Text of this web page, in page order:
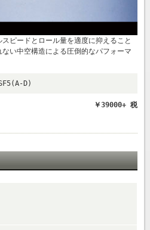
ピードとロール量を適度に抑えること
い中空構造による圧倒的なパフォーマ
D)
￥39000+ 税